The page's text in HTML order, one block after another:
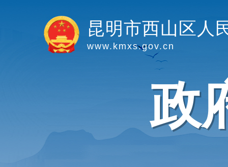
昆明市西山区人
www.kmxs.gov.cn
政